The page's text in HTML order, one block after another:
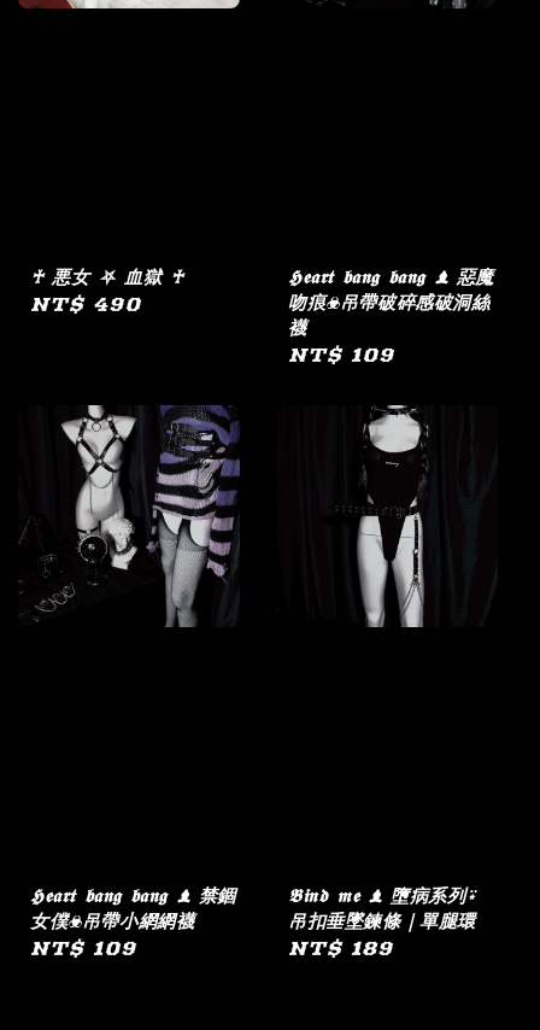
♰ 悪女 ⛧ 血獄 ♰
Regular
NT$ 490
𝕳𝖊𝖆𝖗𝖙 𝖇𝖆𝖓𝖌 𝖇𝖆𝖓𝖌 ♝ 惡魔
吻痕☣︎吊帶破碎感破洞絲
襪
Regular
NT$ 109
𝕳𝖊𝖆𝖗𝖙 𝖇𝖆𝖓𝖌 𝖇𝖆𝖓𝖌 ♝ 禁錮
女僕☣︎吊帶小網網襪
Regular
NT$ 109
𝕭𝖎𝖓𝖉 𝖒𝖊 ♝ 墮病系列⍣
吊扣垂墜鍊條｜單腿環
Regular
NT$ 189